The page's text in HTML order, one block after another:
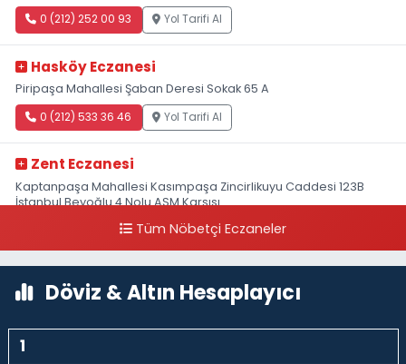
0 (212) 252 00 93 Yol Tarifi Al
Hasköy Eczanesi
Piripaşa Mahallesi Şaban Deresi Sokak 65 A
0 (212) 533 36 46 Yol Tarifi Al
Zent Eczanesi
Kaptanpaşa Mahallesi Kasımpaşa Zincirlikuyu Caddesi 123B
İstanbul Beyoğlu 4 Nolu ASM Karşısı
0 (212) 297 96 92 Yol Tarifi Al
Tüm Nöbetçi Eczaneler
Döviz & Altın Hesaplayıcı